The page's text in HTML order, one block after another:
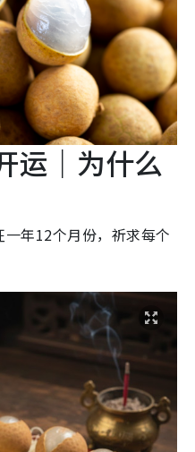
运｜为什么
一年12个月份， 祈求每个